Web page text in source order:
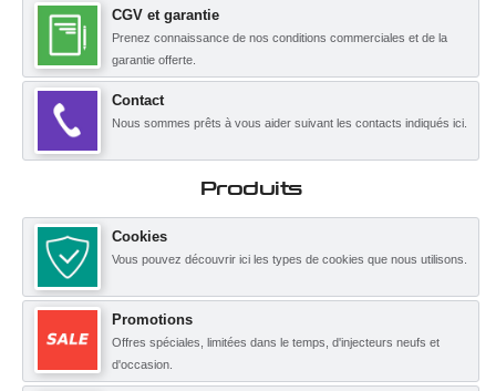
CGV et garantie
Prenez connaissance de nos conditions commerciales et de la
garantie offerte.
Contact
Nous sommes prêts à vous aider suivant les contacts indiqués ici.
Produits
Cookies
Vous pouvez découvrir ici les types de cookies que nous utilisons.
Promotions
Offres spéciales, limitées dans le temps, d'injecteurs neufs et
d'occasion.